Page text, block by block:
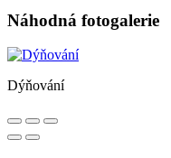
Náhodná fotogalerie
Dýňování